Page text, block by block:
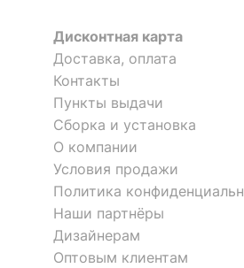
Дисконтная карта
Доставка, оплата
Контакты
Пункты выдачи
Сборка и установка
О компании
Условия продажи
Политика
Наши партнёры
Дизайнерам
Оптовым клиентам